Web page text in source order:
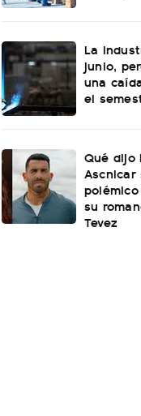
La
junio,
una
el
Qué dijo
Ascnicar
su
Tevez